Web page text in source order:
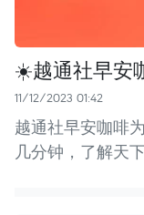
☀️越通社早安
11/12/2023 01:42
越通社早安咖啡
几分钟，了解天